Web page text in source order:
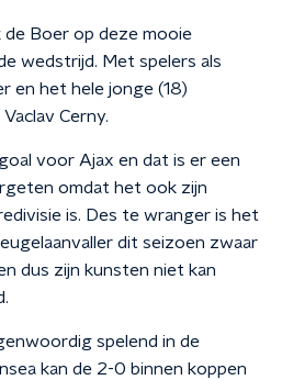
de Boer op deze mooie
wedstrijd. Met spelers als
en het hele jonge (18)
Cerny.
voor Ajax en dat is er een
omdat het ook zijn
is. Des te wranger is het
dit seizoen zwaar
dus zijn kunsten niet kan
spelend in de
kan de 2-0 binnen koppen